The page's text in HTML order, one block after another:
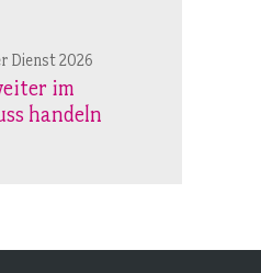
Dienst 2026
im
handeln